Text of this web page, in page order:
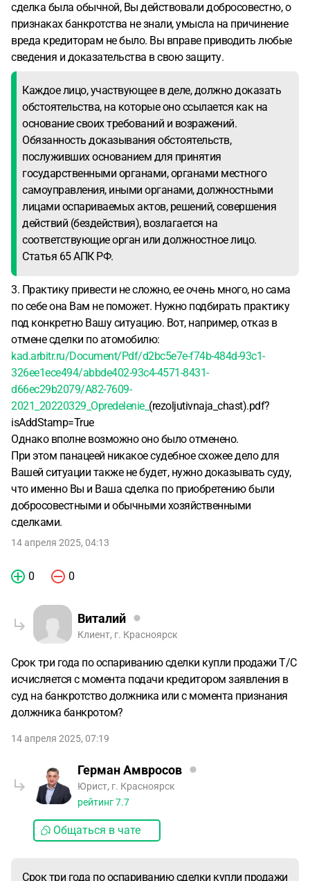
сделка была обычной, Вы действовали добросовестно, о
признаках банкротства не знали, умысла на причинение
вреда кредиторам не было. Вы вправе приводить любые
сведения и доказательства в свою защиту.
Каждое лицо, участвующее в деле, должно доказать
обстоятельства, на которые оно ссылается как на
основание своих требований и возражений.
Обязанность доказывания обстоятельств,
послуживших основанием для принятия
государственными органами, органами местного
самоуправления, иными органами, должностными
лицами оспариваемых актов, решений, совершения
действий (бездействия), возлагается на
соответствующие орган или должностное лицо.
Статья 65 АПК РФ.
3. Практику привести не сложно, ее очень много, но сама
по себе она Вам не поможет. Нужно подбирать практику
под конкретно Вашу ситуацию. Вот, например, отказ в
отмене сделки по атомобилю:
kad.arbitr.ru/Document/Pdf/d2bc5e7e-f74b-484d-93c1-
326ee1ece494/abbde402-93c4-4571-8431-
d66ec29b2079/A82-7609-
2021_20220329_Opredelenie_ (rezoljutivnaja_chast).pdf?
isAddStamp=True
Однако вполне возможно оно было отменено.
При этом панацеей никакое судебное схожее дело для
Вашей ситуации также не будет, нужно доказывать суду,
что именно Вы и Ваша сделка по приобретению были
добросовестными и обычными хозяйственными
сделками.
14 апреля 2025, 04:13
0 0
Виталий
Клиент, г. Красноярск
Срок три года по оспариванию сделки купли продажи Т/С
исчисляется с момента подачи кредитором заявления в
суд на банкротство должника или с момента признания
должника банкротом?
14 апреля 2025, 07:19
Герман Амвросов
Юрист, г. Красноярск
рейтинг7.7
Общаться в чате
Срок три года по оспариванию сделки купли продажи